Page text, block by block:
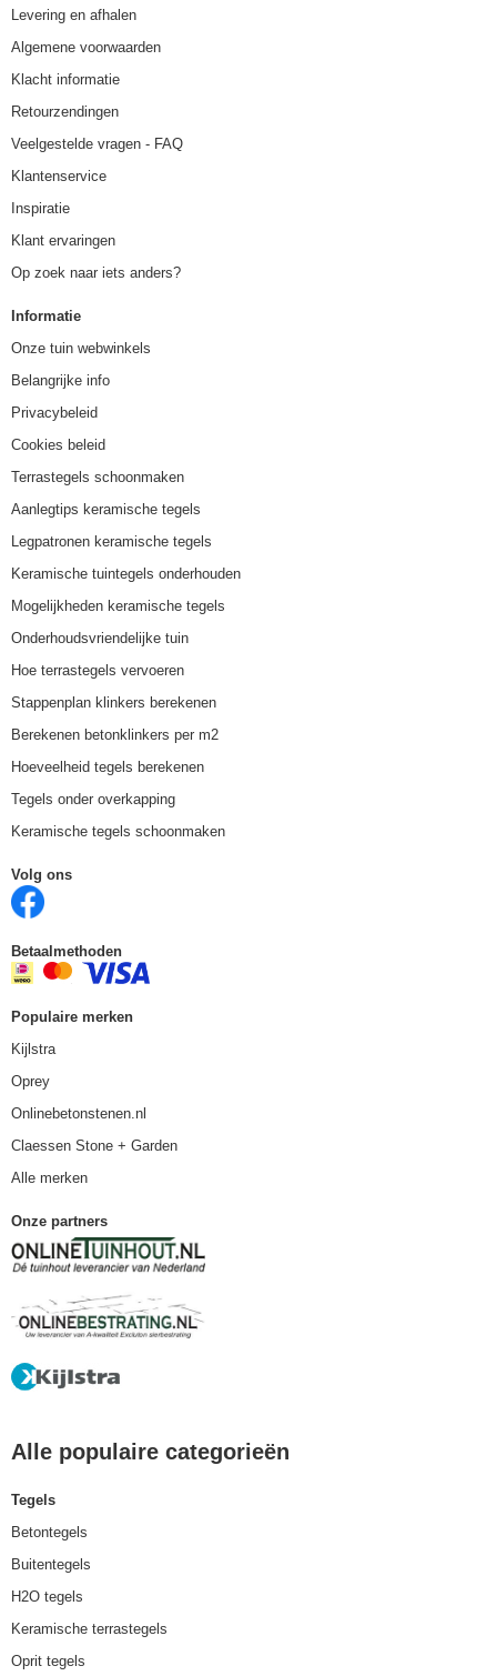
Levering en afhalen
Algemene voorwaarden
Klacht informatie
Retourzendingen
Veelgestelde vragen - FAQ
Klantenservice
Inspiratie
Klant ervaringen
Op zoek naar iets anders?
Informatie
Onze tuin webwinkels
Belangrijke info
Privacybeleid
Cookies beleid
Terrastegels schoonmaken
Aanlegtips keramische tegels
Legpatronen keramische tegels
Keramische tuintegels onderhouden
Mogelijkheden keramische tegels
Onderhoudsvriendelijke tuin
Hoe terrastegels vervoeren
Stappenplan klinkers berekenen
Berekenen betonklinkers per m2
Hoeveelheid tegels berekenen
Tegels onder overkapping
Keramische tegels schoonmaken
Volg ons
Betaalmethoden
Populaire merken
Kijlstra
Oprey
Onlinebetonstenen.nl
Claessen Stone + Garden
Alle merken
Onze partners
Alle populaire categorieën
Tegels
Betontegels
Buitentegels
H2O tegels
Keramische terrastegels
Oprit tegels